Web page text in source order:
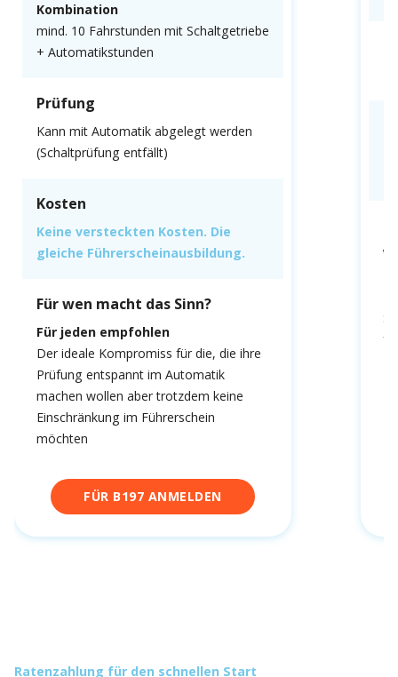
Kombination
mind. 10 Fahrstunden mit Schaltgetriebe
+ Automatikstunden
Prüfung
Kann mit Automatik abgelegt werden
(Schaltprüfung entfällt)
Kosten
Keine versteckten Kosten. Die
gleiche Führerscheinausbildung.
Für wen macht das Sinn?
Für jeden empfohlen
Der ideale Kompromiss für die, die ihre
Prüfung entspannt im Automatik
machen wollen aber trotzdem keine
Einschränkung im Führerschein
möchten
FÜR B197 ANMELDEN
Ratenzahlung für den schnellen Start